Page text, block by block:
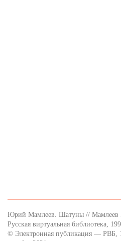
Юрий Мамлеев. Шатуны //
Русская виртуальная библиотека,
© Электронная публикация — РВБ,